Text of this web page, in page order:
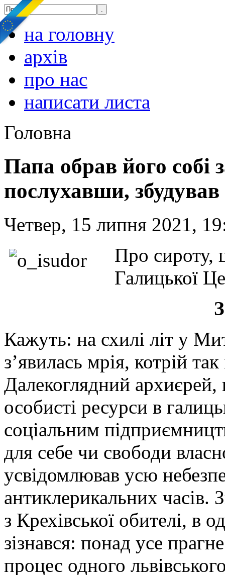
на головну
архів
про нас
написати листа
Головна
Папа обрав його собі
послухавши,
Четвер, 15 липня 2021,
Про сироту,
Галицької
Кажуть: на схилі літ у
з’явилась мрія, котрій
Далекоглядний архиєрей,
особисті ресурси в
соціальним
для себе чи свободи
усвідомлював усю
антиклерикальних часів.
з Крехівської обителі, в
зізнався: понад усе
процес одного